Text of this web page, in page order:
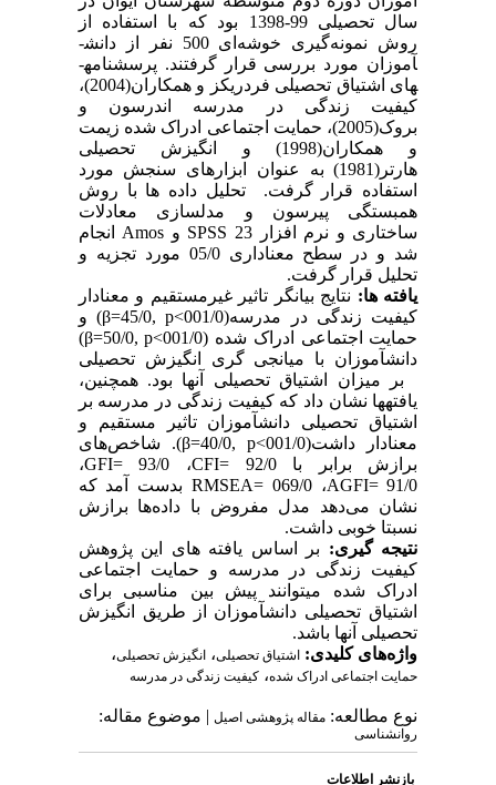
سال تحصیلی 99-1398 بود که با استفاده از
روش نمونهگیری خوشه
ای 500 نفر از دانش­
آموزان مورد بررسی قرار گرفتند. پرسشنامه­
های اشتیاق تحصیلی فردریکز و همکاران(2004)،
کیفیت زندگی در مدرسه اندرسون و
بروک(2005)، حمایت اجتماعی ادراک شده زیمت
و همکاران(1998) و انگیزش تحصیلی
هارتر(1981) به عنوان ابزارهای سنجش مورد
استفاده قرار گرفت. تحلیل داده ها با روش
همبستگی پیرسون و مدلسازی معادلات
ساختاری و نرم افزار 23
SPSS و Amos انجام
شد و در سطح معناداری 05/0 مورد تجزیه و
تحلیل قرار گرفت.
یافته ها: نتایج بیانگر تاثیر غیرمستقیم و معنادار
کیفیت زندگی در مدرسه(001/0
, p<
45/0
β=) و
حمایت اجتماعی ادراک شده (001/0
, p<
50/0
β=
)
دانش­آموزان با میانجی گری انگیزش تحصیلی
بر میزان اشتیاق تحصیلی آنها بود. همچنین،
یافته­ها نشان داد که کیفیت زندگی در مدرسه بر
اشتیاق تحصیلی دانش­آموزان تاثیر مستقیم و
معنادار داشت(001/0
, p<
40/0
β=). شاخص‌های
برازش برابر با 92/0
CFI=، 93/0 GFI=،
91/0
AGFI=، 069/0 RMSEA= بدست آمد که
نشان می‌دهد مدل مفروض با داده‌ها برازش
نسبتا خوبی داشت.
نتیجه گیری: بر اساس یافته های این پژوهش
کیفیت زندگی در مدرسه و حمایت اجتماعی
ادراک شده می­توانند پیش بین مناسبی برای
اشتیاق تحصیلی دانش­آموزان از طریق انگیزش
تحصیلی آنها باشد.
واژه‌های کلیدی:
اشتیاق تحصیلی، انگیزش تحصیلی،
حمایت اجتماعی ادراک شده، کیفیت زندگی در مدرسه
نوع مطالعه: مقاله پژوهشی اصیل | موضوع مقاله:
روانشناسی
بازنشر اطلاعات